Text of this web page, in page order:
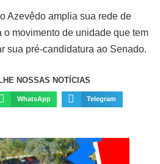
Azevêdo amplia sua rede de
o movimento de unidade que tem
sua pré-candidatura ao Senado.
NOSSAS NOTÍCIAS
WhatsApp Telegram